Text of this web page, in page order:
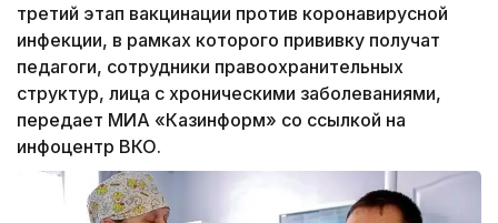
третий этап вакцинации против коронавирусной
инфекции, в рамках которого прививку получат
педагоги, сотрудники правоохранительных
структур, лица с хроническими заболеваниями,
передает МИА «Казинформ» со ссылкой на
инфоцентр ВКО.